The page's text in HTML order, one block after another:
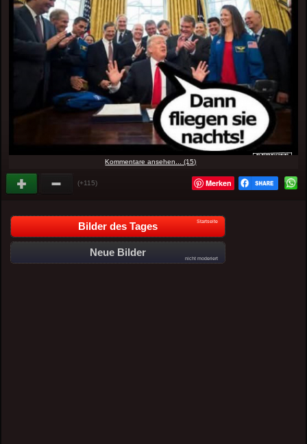
Kommentare ansehen... (15)
(+115) Merken
Bilder des Tages Startseite
Neue Bilder
nicht moderiert